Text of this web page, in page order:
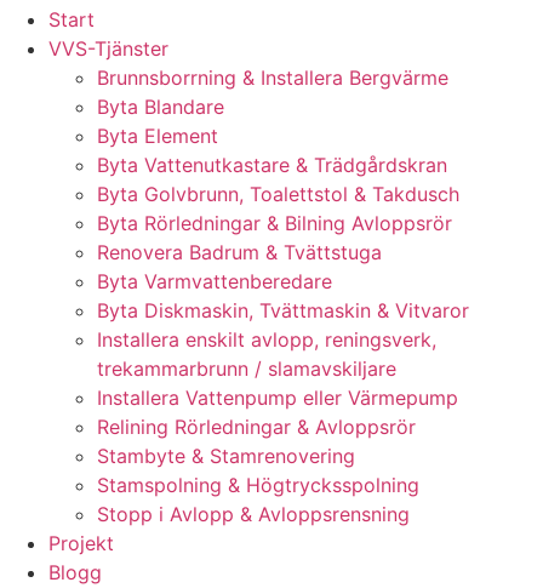
Start
VVS-Tjänster
Brunnsborrning & Installera Bergvärme
Byta Blandare
Byta Element
Byta Vattenutkastare & Trädgårdskran
Byta Golvbrunn, Toalettstol & Takdusch
Byta Rörledningar & Bilning Avloppsrör
Renovera Badrum & Tvättstuga
Byta Varmvattenberedare
Byta Diskmaskin, Tvättmaskin & Vitvaror
Installera enskilt avlopp, reningsverk,
trekammarbrunn / slamavskiljare
Installera Vattenpump eller Värmepump
Relining Rörledningar & Avloppsrör
Stambyte & Stamrenovering
Stamspolning & Högtrycksspolning
Stopp i Avlopp & Avloppsrensning
Projekt
Blogg